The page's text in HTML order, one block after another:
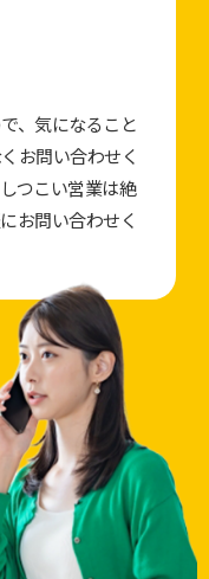
、気になること
お問い合わせく
つこい営業は絶
お問い合わせく